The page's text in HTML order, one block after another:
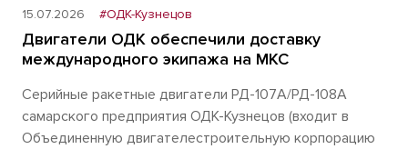
15.07.2026 #ОДК-Кузнецов
Двигатели ОДК обеспечили доставку
международного экипажа на МКС
Серийные ракетные двигатели РД-107А/РД-108А
самарского предприятия ОДК-Кузнецов (входит в
Объединенную двигателестроительную корпорацию